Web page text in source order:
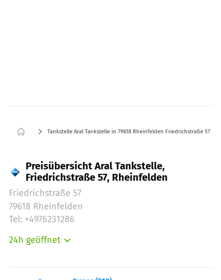
Tankstelle Aral Tankstelle in 79618 Rheinfelden Friedrichstraße 57
Preisübersicht Aral Tankstelle,
Friedrichstraße 57, Rheinfelden
Friedrichstraße 57
79618 Rheinfelden
Tel: +4976231286
24h geöffnet